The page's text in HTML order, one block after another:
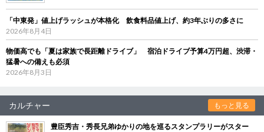
「中東発」値上げラッシュが本格化 飲食料品値上げ、約3年ぶりの多さに
2026年8月4日
物価高でも「夏は家族で長距離ドライブ」 宿泊ドライブ予算4万円超、渋滞・
猛暑への備えも必須
2026年8月3日
カルチャー もっと見る
豊臣秀吉・秀長兄弟ゆかりの地を巡るスタンプラリーがスター